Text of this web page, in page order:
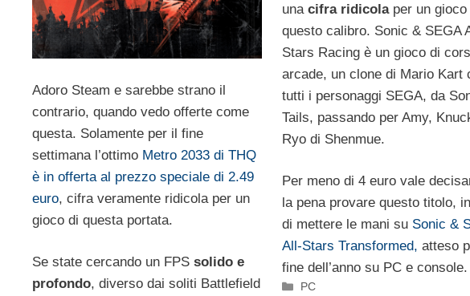
una cifra ridicolaper un gioco
questo calibro. Sonic & SEGA
Stars Racing è un gioco di
arcade, un clone di Mario Kart
tutti i personaggi SEGA, da
Tails, passando per Amy,
Ryo di Shenmue.
Per meno di 4 euro vale
la pena provare questo titolo,
di mettere le mani su Sonic &
All-Stars Transformed, atteso
fine dell’anno su PC e console.
Categorie
PC
Adoro Steam e sarebbe strano il
contrario, quando vedo offerte come
questa. Solamente per il fine
settimana l’ottimo Metro 2033 di THQ
è in offerta al prezzo speciale di 2.49
euro, cifra veramente ridicola per un
gioco di questa portata.
Se state cercando un FPS solido e
profondo, diverso dai soliti Battlefield